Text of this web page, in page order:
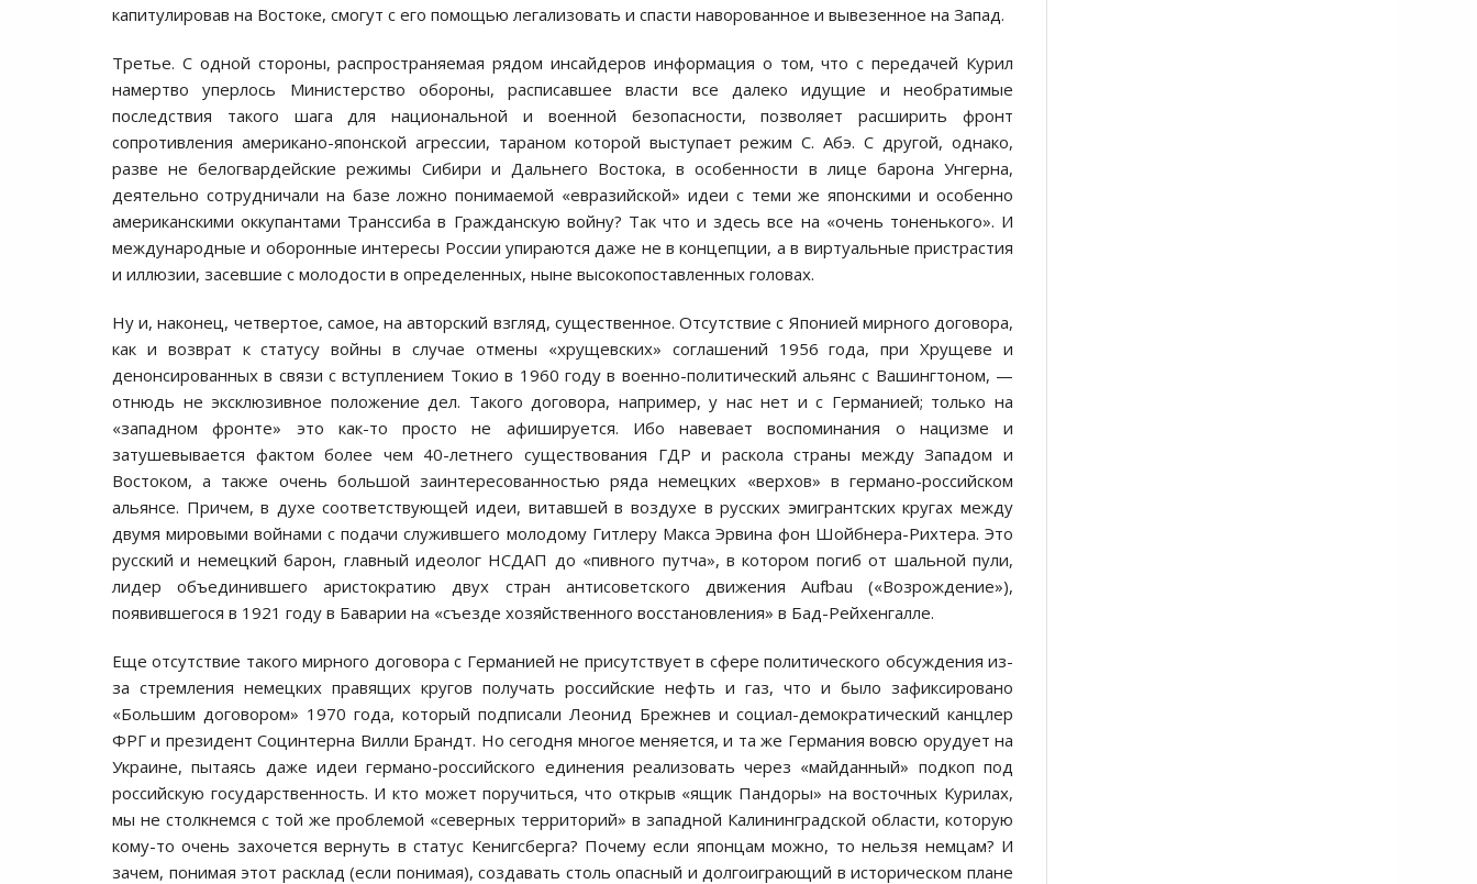
капитулировав на Востоке, смогут с его помощью легализовать и спасти наворованное и вывезенное на Запад.
Третье. С одной стороны, распространяемая рядом инсайдеров информация о том, что с передачей Курил
намертво уперлось Министерство обороны, расписавшее власти все далеко идущие и необратимые
последствия такого шага для национальной и военной безопасности, позволяет расширить фронт
сопротивления американо-японской агрессии, тараном которой выступает режим С. Абэ. С другой, однако,
разве не белогвардейские режимы Сибири и Дальнего Востока, в особенности в лице барона Унгерна,
деятельно сотрудничали на базе ложно понимаемой «евразийской» идеи с теми же японскими и особенно
американскими оккупантами Транссиба в Гражданскую войну? Так что и здесь все на «очень тоненького». И
международные и оборонные интересы России упираются даже не в концепции, а в виртуальные пристрастия
и иллюзии, засевшие с молодости в определенных, ныне высокопоставленных головах.
Ну и, наконец, четвертое, самое, на авторский взгляд, существенное. Отсутствие с Японией мирного договора,
как и возврат к статусу войны в случае отмены «хрущевских» соглашений 1956 года, при Хрущеве и
денонсированных в связи с вступлением Токио в 1960 году в военно-политический альянс с Вашингтоном, —
отнюдь не эксклюзивное положение дел. Такого договора, например, у нас нет и с Германией; только на
«западном фронте» это как-то просто не афишируется. Ибо навевает воспоминания о нацизме и
затушевывается фактом более чем 40-летнего существования ГДР и раскола страны между Западом и
Востоком, а также очень большой заинтересованностью ряда немецких «верхов» в германо-российском
альянсе. Причем, в духе соответствующей идеи, витавшей в воздухе в русских эмигрантских кругах между
двумя мировыми войнами с подачи служившего молодому Гитлеру Макса Эрвина фон Шойбнера-Рихтера. Это
русский и немецкий барон, главный идеолог НСДАП до «пивного путча», в котором погиб от шальной пули,
лидер объединившего аристократию двух стран антисоветского движения Aufbau («Возрождение»),
появившегося в 1921 году в Баварии на «съезде хозяйственного восстановления» в Бад-Рейхенгалле.
Еще отсутствие такого мирного договора с Германией не присутствует в сфере политического обсуждения из-
за стремления немецких правящих кругов получать российские нефть и газ, что и было зафиксировано
«Большим договором» 1970 года, который подписали Леонид Брежнев и социал-демократический канцлер
ФРГ и президент Социнтерна Вилли Брандт. Но сегодня многое меняется, и та же Германия вовсю орудует на
Украине, пытаясь даже идеи германо-российского единения реализовать через «майданный» подкоп под
российскую государственность. И кто может поручиться, что открыв «ящик Пандоры» на восточных Курилах,
мы не столкнемся с той же проблемой «северных территорий» в западной Калининградской области, которую
кому-то очень захочется вернуть в статус Кенигсберга? Почему если японцам можно, то нельзя немцам? И
зачем, понимая этот расклад (если понимая), создавать столь опасный и долгоиграющий в историческом плане